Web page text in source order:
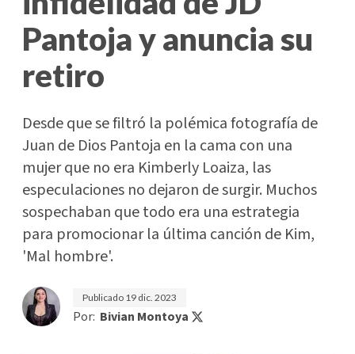
Pantoja y anuncia su
retiro
Desde que se filtró la polémica fotografía de
Juan de Dios Pantoja en la cama con una
mujer que no era Kimberly Loaiza, las
especulaciones no dejaron de surgir. Muchos
sospechaban que todo era una estrategia
para promocionar la última canción de Kim,
'Mal hombre'.
Publicado 19 dic. 2023
Por: Bivian Montoya